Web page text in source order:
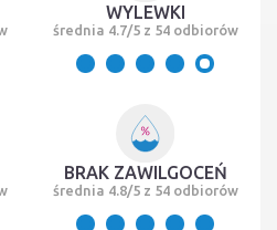
WYLEWKI
średnia 4.7/5 z 54 odbiorów
BRAK ZAWILGOCEŃ
średnia 4.8/5 z 54 odbiorów